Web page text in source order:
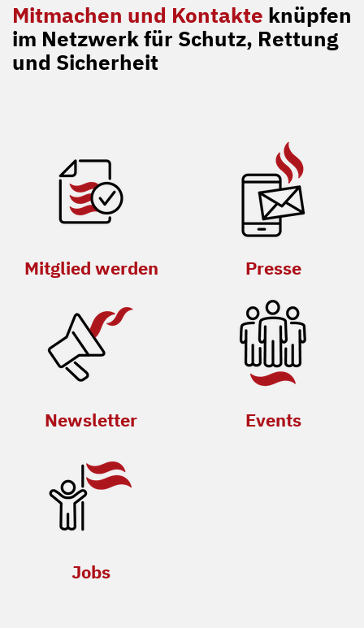
Mitmachen und Kontakte knüpfen
im Netzwerk für Schutz, Rettung
und Sicherheit
Mitglied werden Presse
Newsletter Events
Jobs